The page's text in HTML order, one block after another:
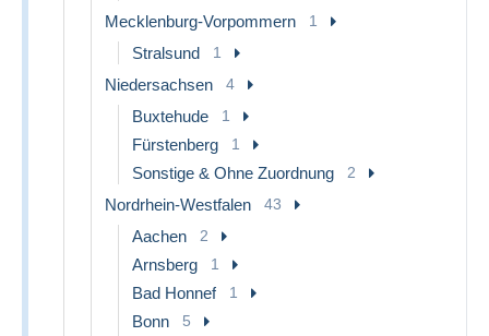
Mecklenburg-Vorpommern 1
Stralsund 1
Niedersachsen 4
Buxtehude 1
Fürstenberg 1
Sonstige & Ohne Zuordnung 2
Nordrhein-Westfalen 43
Aachen 2
Arnsberg 1
Bad Honnef 1
Bonn 5